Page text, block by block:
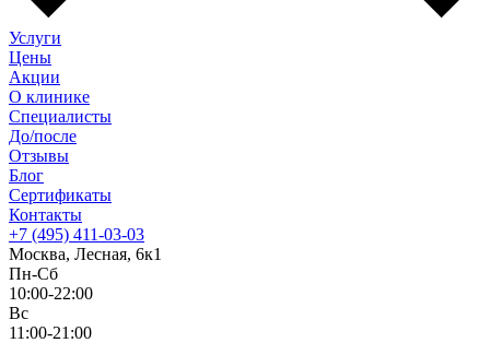
Услуги
Цены
Акции
О клинике
Специалисты
До/после
Отзывы
Блог
Сертификаты
Контакты
+7 (495) 411-03-03
Москва, Лесная, 6к1
Пн-Сб
10:00-22:00
Вс
11:00-21:00